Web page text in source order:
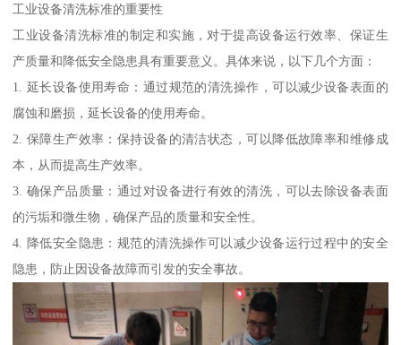
工业设备清洗标准的重要性
工业设备清洗标准的制定和实施，对于提高设备运行效率、保证生
产质量和降低安全隐患具有重要意义。具体来说，以下几个方面：
1. 延长设备使用寿命：通过规范的清洗操作，可以减少设备表面的
腐蚀和磨损，延长设备的使用寿命。
2. 保障生产效率：保持设备的清洁状态，可以降低故障率和维修成
本，从而提高生产效率。
3. 确保产品质量：通过对设备进行有效的清洗，可以去除设备表面
的污垢和微生物，确保产品的质量和安全性。
4. 降低安全隐患：规范的清洗操作可以减少设备运行过程中的安全
隐患，防止因设备故障而引发的安全事故。